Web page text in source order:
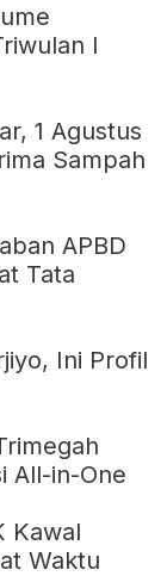
I
1 Agustus
Sampah
APBD
Tata
Ini Profil
All-in-One
Kawal
Waktu